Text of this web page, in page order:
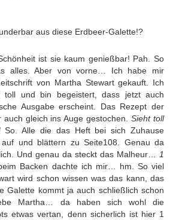
aus diese Erdbeer-Galette!?
ist sie kaum genießbar! Pah. So
alles. Aber von vorne… Ich habe mir
von Martha Stewart gekauft. Ich
toll und bin begeistert, dass jetzt auch
Ausgabe erscheint. Das Rezept der
auch gleich ins Auge gestochen.Sieht toll
So. Alle die das Heft bei sich Zuhause
und blättern zu Seite108. Genau da
Und genau da steckt das Malheur… 1
Backen dachte ich mir… hm. So viel
wird schon wissen was das kann, das
Galette kommt ja auch schließlich schon
Martha… da haben sich wohl die
etwas vertan, denn sicherlich ist hier 1